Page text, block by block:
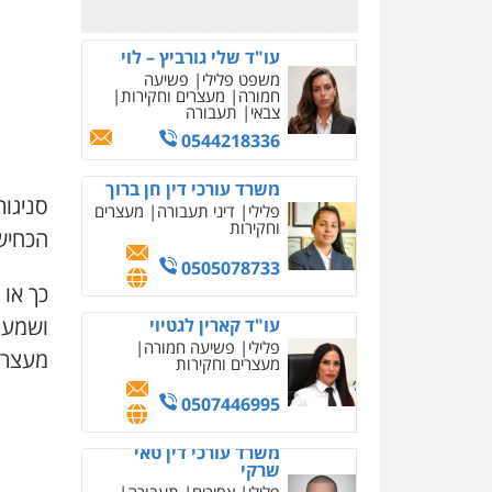
עו"ד שלי גורביץ – לוי
משפט פלילי פשיעה
חמורה מעצרים וחקירות
צבאי תעבורה
0544218336
משרד עורכי דין חן ברוך
פלילי דיני תעבורה מעצרים
וחקירות
0505078733
עו"ד קארין לגטיוי
פלילי פשיעה חמורה
מעצרים וחקירות
0507446995
משרד עורכי דין טאי
שרקי
כך